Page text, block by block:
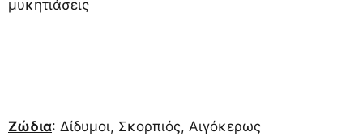
μυκητιάσεις
Ζώδια: Δίδυμοι, Σκορπιός, Αιγόκερως